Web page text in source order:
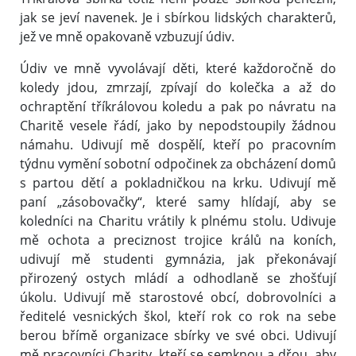
jak se jeví navenek. Je i sbírkou lidských charakterů,
jež ve mně opakovaně vzbuzují údiv.
Údiv ve mně vyvolávají děti, které každoročně do
koledy jdou, zmrzají, zpívají do kolečka a až do
ochraptění tříkrálovou koledu a pak po návratu na
Charitě vesele řádí, jako by nepodstoupily žádnou
námahu. Udivují mě dospělí, kteří po pracovním
týdnu vymění sobotní odpočinek za obcházení domů
s partou dětí a pokladničkou na krku. Udivují mě
paní „zásobovačky“, které samy hlídají, aby se
koledníci na Charitu vrátily k plnému stolu. Udivuje
mě ochota a preciznost trojice králů na koních,
udivují mě studenti gymnázia, jak překonávají
přirozený ostych mládí a odhodlaně se zhošťují
úkolu. Udivují mě starostové obcí, dobrovolníci a
ředitelé vesnických škol, kteří rok co rok na sebe
berou břímě organizace sbírky ve své obci. Udivují